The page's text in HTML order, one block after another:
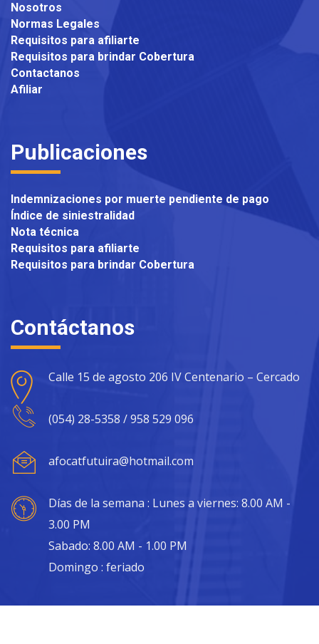
Nosotros
Normas Legales
Requisitos para afiliarte
Requisitos para brindar Cobertura
Contactanos
Afiliar
Publicaciones
Indemnizaciones por muerte pendiente de pago
Índice de siniestralidad
Nota técnica
Requisitos para afiliarte
Requisitos para brindar Cobertura
Contáctanos
Calle 15 de agosto 206 IV Centenario – Cercado
(054) 28-5358 / 958 529 096
afocatfutuira@hotmail.com
Días de la semana : Lunes a viernes: 8.00 AM -
3.00 PM
Sabado: 8.00 AM - 1.00 PM
Domingo : feriado